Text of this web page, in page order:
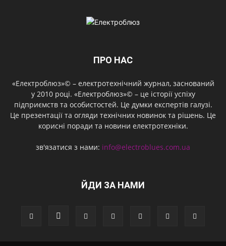
ПРО НАС
«Електроблюз»© – електротехнічний журнал, заснований
у 2010 році. «Електроблюз»© – це історії успіху
підприємств та особистостей. Це думки експертів галузі.
Це презентації та огляди технічних новинок та рішень. Це
корисні поради та новини електротехніки.
зв'язатися з нами: info@electroblues.com.ua
ЙДИ ЗА НАМИ